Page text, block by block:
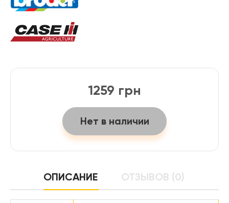
1259 грн
Нет в наличии
ОПИСАНИЕ ОТЗЫВОВ (0)